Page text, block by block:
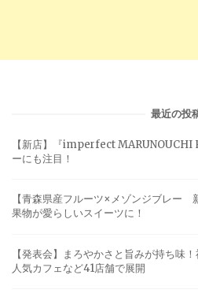
最近の投
【新店】『imperfect MARUNOUCHI
ーにも注目！
【青森県産フルーツ×メゾンジブレー
果物が愛らしいスイーツに！
【発表会】まろやかさと旨みが持ち味
人気カフェなど41店舗で展開